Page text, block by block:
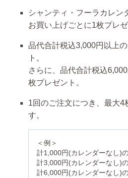
シャンティ・フーラ カレン
お買い上げごとに1枚プレゼ
品代合計税込3,000円以上
ト。
さらに、品代合計税込
枚プレゼント。
1回のご注文につき、最大4
す。
＜例＞
計1,000円(カレンダーなし)
計3,000円(カレンダーなし)
計6,000円(カレンダーなし)